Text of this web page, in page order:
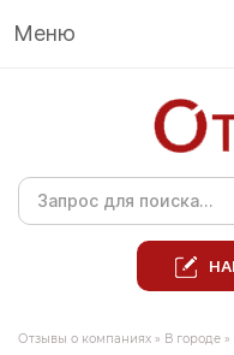
Меню
Отзывы о компаниях » В городе »